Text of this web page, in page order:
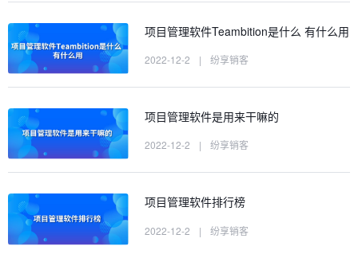
项目管理软件Teambition是什么 有什么用
2022-12-2 | 纷享销客
项目管理软件是用来干嘛的
2022-12-2 | 纷享销客
项目管理软件排行榜
2022-12-2 | 纷享销客